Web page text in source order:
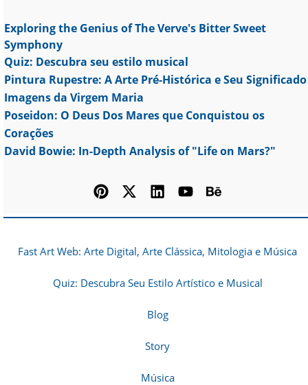
Exploring the Genius of The Verve's Bitter Sweet
Symphony
Quiz: Descubra seu estilo musical
Pintura Rupestre: A Arte Pré-Histórica e Seu Significado
Imagens da Virgem Maria
Poseidon: O Deus Dos Mares que Conquistou os
Corações
David Bowie: In-Depth Analysis of "Life on Mars?"
Fast Art Web: Arte Digital, Arte Clássica, Mitologia e Música
Quiz: Descubra Seu Estilo Artístico e Musical
Blog
Story
Música